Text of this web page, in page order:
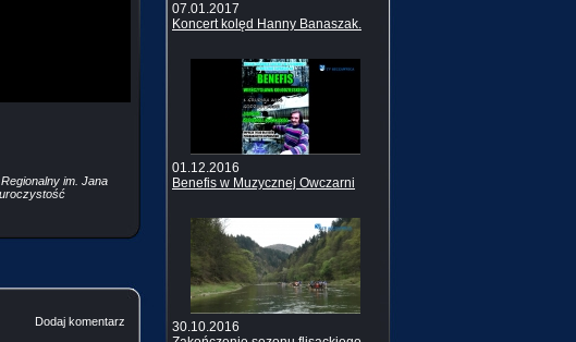
im. Jana
Dodaj komentarz
07.01.2017
Koncert kolęd Hanny Banaszak.
01.12.2016
Benefis w Muzycznej Owczarni
30.10.2016